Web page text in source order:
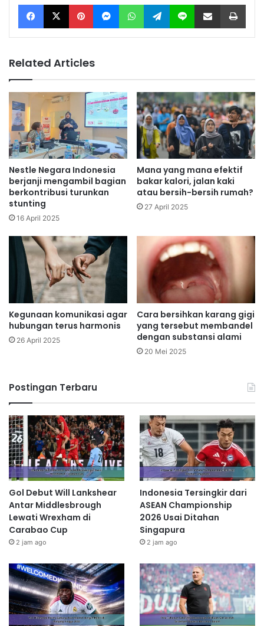
Facebook X Pinterest Messenger WhatsApp Telegram Line Share via Email
Related Articles
Nestle Negara Indonesia
berjanji mengambil bagian
berkontribusi turunkan
stunting
16 April 2025
Mana yang mana efektif
bakar kalori, jalan kaki
atau bersih-bersih rumah?
27 April 2025
Kegunaan komunikasi agar
hubungan terus harmonis
26 April 2025
Cara bersihkan karang gigi
yang tersebut membandel
dengan substansi alami
20 Mei 2025
Postingan Terbaru
Gol Debut Will Lankshear
Antar Middlesbrough
Lewati Wrexham di
Carabao Cup
2 jam ago
Indonesia Tersingkir dari
ASEAN Championship
2026 Usai Ditahan
Singapura
2 jam ago